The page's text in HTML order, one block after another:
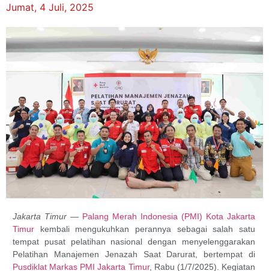
Jumat, 4 Juli, 2025
Jakarta Timur — Palang Merah Indonesia (PMI) Kota Jakarta
Timur kembali mengukuhkan perannya sebagai salah satu
tempat pusat pelatihan nasional dengan menyelenggarakan
Pelatihan Manajemen Jenazah Saat Darurat, bertempat di
Pusdiklat Markas PMI Jakarta Timur, Rabu (1/7/2025). Kegiatan